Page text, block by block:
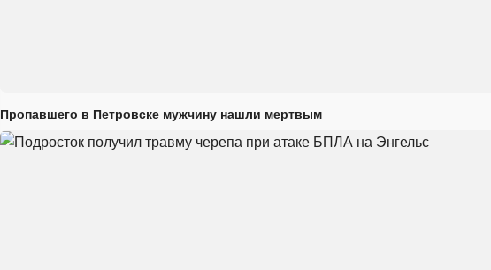
Пропавшего в Петровске мужчину нашли мертвым